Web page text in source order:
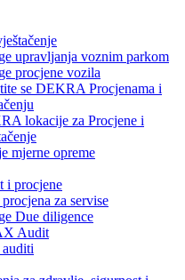
upravljanja voznim parkom
procjene vozila
se DEKRA Procjenama i
lokacije za Procjene i
mjerne opreme
i procjene
za servise
Due diligence
Audit